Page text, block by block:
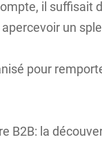
il suffisait
un
pour
B2B: la